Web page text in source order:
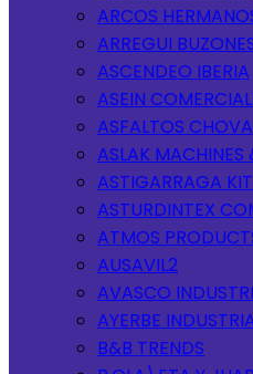
ARCOS
ARREGUI
ASCENDEO IBERIA
ASEIN
ASFALTOS CHOVA
ASLAK MACHINES
ASTIGARRAGA
ASTURDINTEX
ATMOS
AUSAVIL2
AVASCO
AYERBE
B&B TRENDS